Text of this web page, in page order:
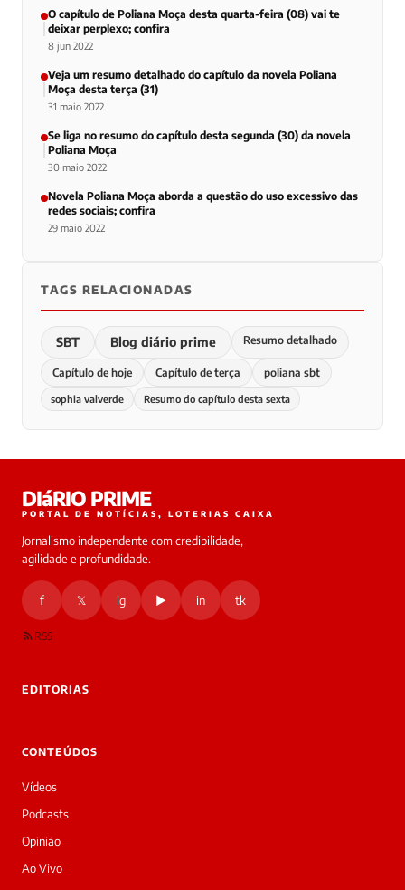
O capítulo de Poliana Moça desta quarta-feira (08) vai te
deixar perplexo; confira
8 jun 2022
Veja um resumo detalhado do capítulo da novela Poliana
Moça desta terça (31)
31 maio 2022
Se liga no resumo do capítulo desta segunda (30) da novela
Poliana Moça
30 maio 2022
Novela Poliana Moça aborda a questão do uso excessivo das
redes sociais; confira
29 maio 2022
TAGS RELACIONADAS
SBT Blog diário prime Resumo detalhado
Capítulo de hoje Capítulo de terça poliana sbt
sophia valverde Resumo do capítulo desta sexta
DIáRIO PRIME
PORTAL DE NOTÍCIAS, LOTERIAS CAIXA
Jornalismo independente com credibilidade,
agilidade e profundidade.
f 𝕏 ig ▶ in tk
RSS
EDITORIAS
CONTEÚDOS
Vídeos
Podcasts
Opinião
Ao Vivo